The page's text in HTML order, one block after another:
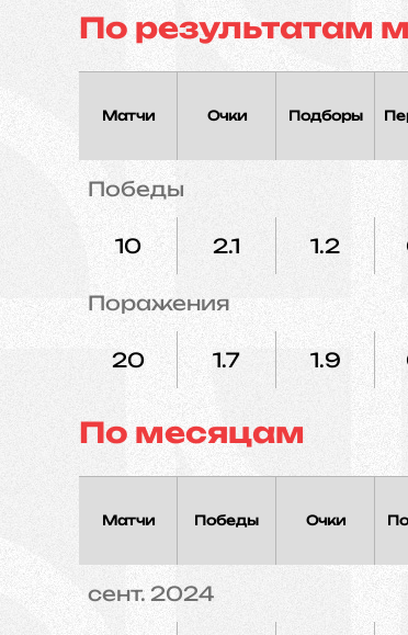
По результатам
Матчи Очки Подборы
Победы
10 2.1 1.2
Поражения
20 1.7 1.9
По месяцам
Матчи Победы Очки
сент. 2024